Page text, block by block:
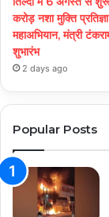
करोड़ नशा मुक्ति
महाअभियान, मंत्री
शुभारंभ
2 days ago
Popular Posts